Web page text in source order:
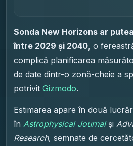
Sonda New Horizons ar
între 2029 și 2040, o
complică planificarea
de date dintr-o zonă-cheie a
potrivit Gizmodo.
Estimarea apare în două
în Astrophysical Journalși
Research, semnate de